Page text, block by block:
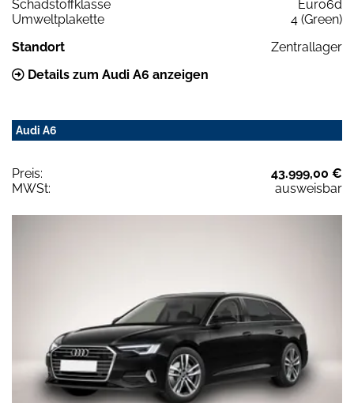
Schadstoffklasse
Euro6d
Umweltplakette
4 (Green)
Standort
Zentrallager
Details zum Audi A6 anzeigen
Audi A6
Preis:
43.999,00 €
MWSt:
ausweisbar